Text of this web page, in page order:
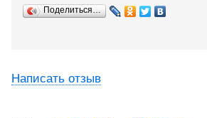
Поделиться…
Написать отзыв